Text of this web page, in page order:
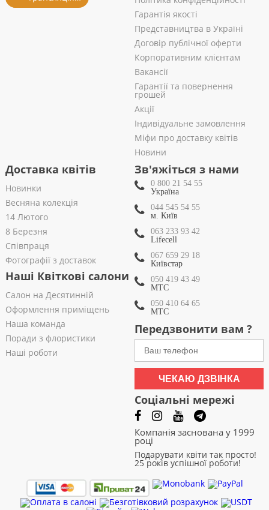
Гарантія якості
Представництва в Україні
Договір публічної оферти
Корпоративним клієнтам
Вакансії
Гарантії та повернення
грошей
Акції
Індивідуальне замовлення
Міфи про доставку квітів
Новини
Доставка квітів
Новинки
Весняна колекція
14 Лютого
8 Березня
Співпраця
Фотографії з доставок
Наші Квіткові салони
Салон на Десятинній
Оформлення приміщень
Наша команда
Поради з флористики
Наші роботи
Зв'яжіться з нами
0 800 21 54 55
Україна
044 545 54 55
м. Київ
063 233 93 42
Lifecell
067 659 29 18
Київстар
050 419 43 49
МТС
050 410 64 65
МТС
Передзвонити вам ?
ЧЕКАЮ ДЗВІНКА
Соціальні мережі
Компанія заснована у 1999
році
Подарувати квіти так просто!
25 років успішної роботи!